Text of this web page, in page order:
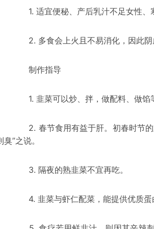
1. 适宜便秘、产后乳汁不足女性、寒
2. 多食会上火且不易消化，因此阴虚
制作指导
1. 韭菜可以炒、拌，做配料、做馅
2. 春节食用有益于肝。初春时节的韭
臭”之说。
3. 隔夜的熟韭菜不宜再吃。
4. 韭菜与虾仁配菜，能提供优质蛋白